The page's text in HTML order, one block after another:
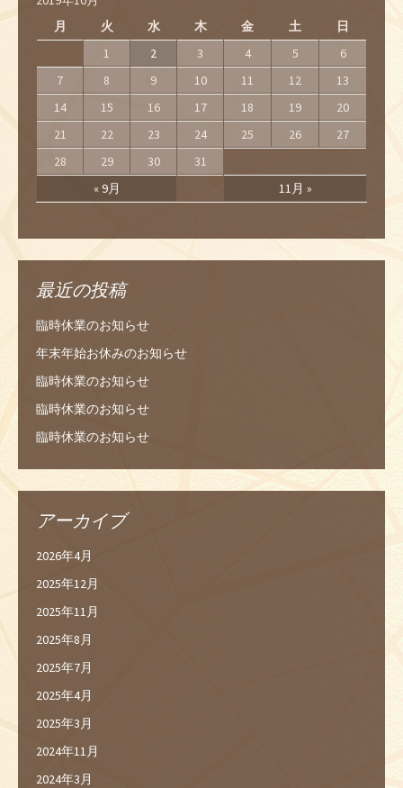
月
火 水 木 金 土 日
« 9月 11月 »
1 2 3 4 5
6
7
8 9 10 11 12
13
14
15 16 17 18 19
20
21
22 23 24 25 26
27
28
29 30 31
最近の投稿
臨時休業のお知らせ
年末年始お休みのお知らせ
臨時休業のお知らせ
臨時休業のお知らせ
臨時休業のお知らせ
アーカイブ
2026年4月
2025年12月
2025年11月
2025年8月
2025年7月
2025年4月
2025年3月
2024年11月
2024年3月